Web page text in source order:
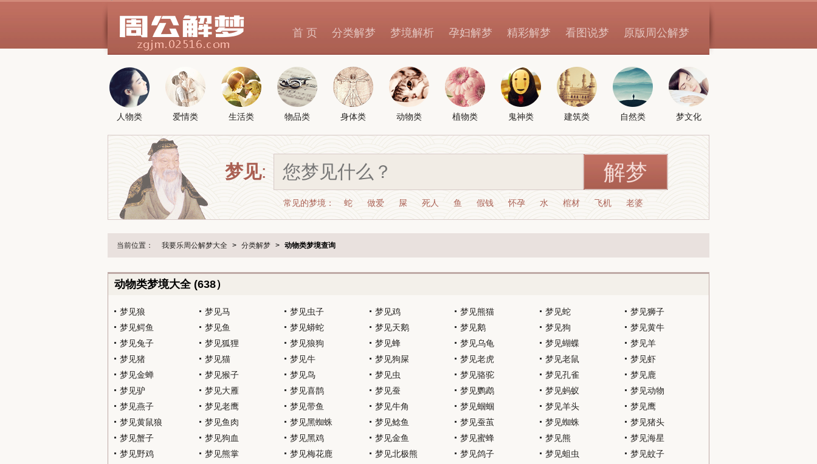
首 页 分类解梦 梦境解析 孕妇解梦 精彩解梦 看图说梦 原版周公解梦
人物类 爱情类 生活类 物品类 身体类 动物类 植物类 鬼神类 建筑类 自然类 梦文化
梦见:
常见的梦境： 蛇 做爱 屎 死人 鱼 假钱 怀孕 水 棺材 飞机 老婆
当前位置： 我要乐周公解梦大全 > 分类解梦 > 动物类梦境查询
动物类梦境大全 (638）
梦见狼 梦见马 梦见虫子 梦见鸡 梦见熊猫 梦见蛇
梦见狮子
梦见鳄鱼
梦见鱼 梦见蟒蛇 梦见天鹅 梦见鹅 梦见狗
梦见黄牛
梦见兔子
梦见狐狸 梦见狼狗 梦见蜂 梦见乌龟 梦见蝴蝶
梦见羊
梦见猪
梦见猫 梦见牛 梦见狗屎 梦见老虎 梦见老鼠
梦见虾
梦见金蝉
梦见猴子 梦见鸟 梦见虫 梦见骆驼 梦见孔雀
梦见鹿
梦见驴
梦见大雁 梦见喜鹊 梦见蚕 梦见鹦鹉 梦见蚂蚁
梦见动物
梦见燕子
梦见老鹰 梦见带鱼 梦见牛角 梦见蝈蝈 梦见羊头
梦见鹰
梦见黄鼠狼
梦见鱼肉 梦见黑蜘蛛 梦见鲶鱼 梦见蚕茧 梦见蜘蛛
梦见猪头
梦见蟹子
梦见狗血 梦见黑鸡 梦见金鱼 梦见蜜蜂 梦见熊
梦见海星
梦见野鸡
梦见熊掌 梦见梅花鹿 梦见北极熊 梦见鸽子 梦见蛆虫
梦见蚊子